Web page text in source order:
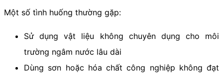
Một số tình huống thường gặp:
Sử dụng vật liệu không chuyên dụng cho môi
trường ngâm nước lâu dài
Dùng sơn hoặc hóa chất công nghiệp không đạt